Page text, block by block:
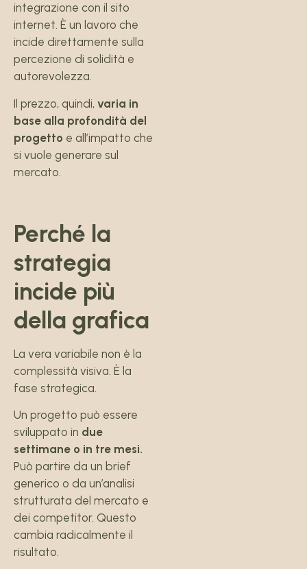
integrazione con il sito
internet. È un lavoro che
incide direttamente sulla
percezione di solidità e
autorevolezza.
Il prezzo, quindi, varia in
base alla profondità del
progetto e all’impatto che
si vuole generare sul
mercato.
Perché la
strategia
incide più
della grafica
La vera variabile non è la
complessità visiva. È la
fase strategica.
Un progetto può essere
sviluppato in due
settimane o in tre mesi.
Può partire da un brief
generico o da un’analisi
strutturata del mercato e
dei competitor. Questo
cambia radicalmente il
risultato.